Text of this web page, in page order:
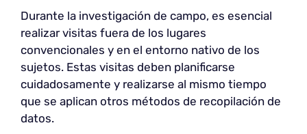
Durante la investigación de campo, es esencial
realizar visitas fuera de los lugares
convencionales y en el entorno nativo de los
sujetos. Estas visitas deben planificarse
cuidadosamente y realizarse al mismo tiempo
que se aplican otros métodos de recopilación de
datos.